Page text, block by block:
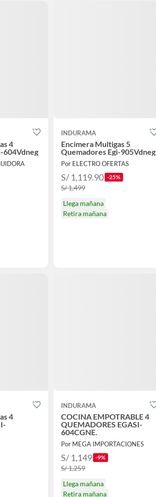
4
604Vdneg
INDURAMA
Encimera Multigas 5
Quemadores Egi-905Vdneg
Por ELECTRO OFERTAS
S/ 1,119.90 -25%
S/ 1,499
Llega mañana
Retira mañana
4
INDURAMA
COCINA EMPOTRABLE 4
QUEMADORES EGASI-
604CGNE.
Por MEGA IMPORTACIONES
S/ 1,149 -9%
S/ 1,259
Llega mañana
Retira mañana